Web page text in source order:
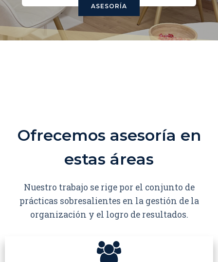
ASESORÍA
Ofrecemos asesoría en
estas áreas
Nuestro trabajo se rige por el conjunto de
prácticas sobresalientes en la gestión de la
organización y el logro de resultados.